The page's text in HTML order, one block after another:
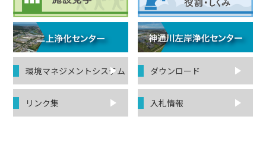
環境マネジメントシステム ダウンロード
リンク集 入札情報